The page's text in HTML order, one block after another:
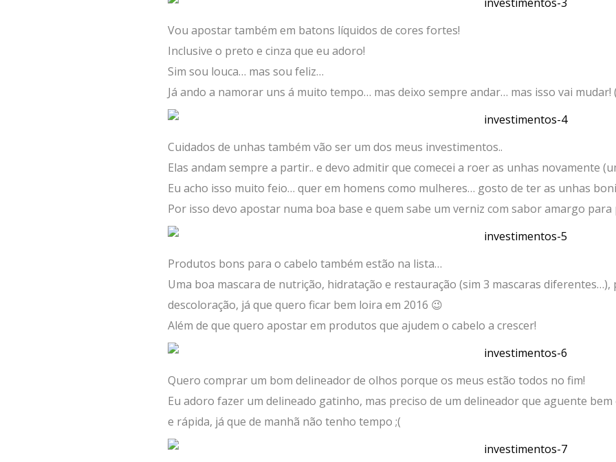
Vou apostar também em batons líquidos de cores fortes!
Inclusive o preto e cinza que eu adoro!
Sim sou louca… mas sou feliz…
Já ando a namorar uns á muito tempo… mas deixo sempre andar… mas isso vai mudar!
Cuidados de unhas também vão ser um dos meus investimentos..
Elas andam sempre a partir.. e devo admitir que comecei a roer as unhas novamente
Eu acho isso muito feio… quer em homens como mulheres… gosto de ter as unhas
Por isso devo apostar numa boa base e quem sabe um verniz com sabor amargo
Produtos bons para o cabelo também estão na lista…
Uma boa mascara de nutrição, hidratação e restauração (sim 3 mascaras
descoloração, já que quero ficar bem loira em 2016 😉
Além de que quero apostar em produtos que ajudem o cabelo a crescer!
Quero comprar um bom delineador de olhos porque os meus estão todos no fim!
Eu adoro fazer um delineado gatinho, mas preciso de um delineador que aguente
e rápida, já que de manhã não tenho tempo ;(